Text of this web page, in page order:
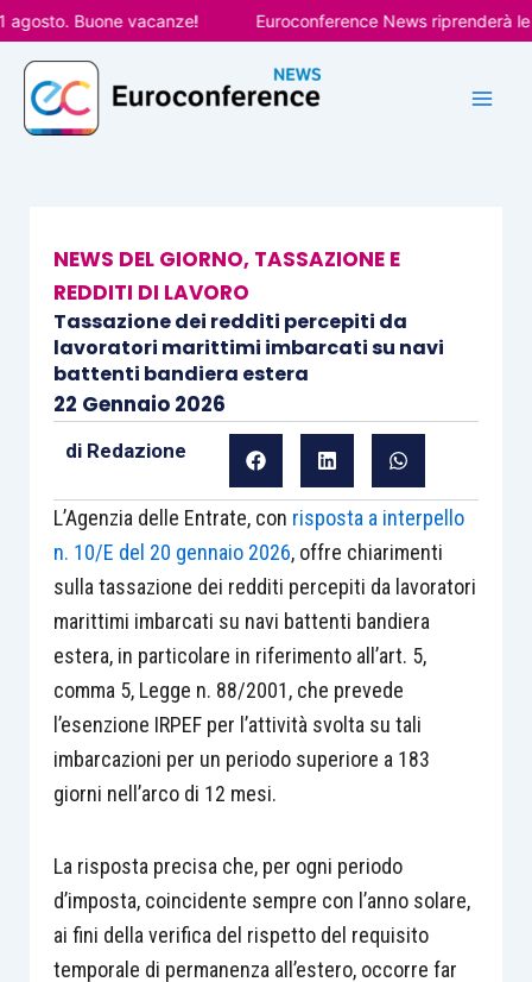
Vai
al
contenuto
Buone vacanze! Euroconference News riprenderà le
NEWS DEL GIORNO, TASSAZIONE E
REDDITI DI LAVORO
Tassazione dei redditi percepiti da
lavoratori marittimi imbarcati su navi
battenti bandiera estera
22 Gennaio 2026
di Redazione
L’Agenzia delle Entrate, con risposta a interpello
n. 10/E del 20 gennaio 2026, offre chiarimenti
sulla tassazione dei redditi percepiti da lavoratori
marittimi imbarcati su navi battenti bandiera
estera, in particolare in riferimento all’art. 5,
comma 5, Legge n. 88/2001, che prevede
l’esenzione IRPEF per l’attività svolta su tali
imbarcazioni per un periodo superiore a 183
giorni nell’arco di 12 mesi.
La risposta precisa che, per ogni periodo
d’imposta, coincidente sempre con l’anno solare,
ai fini della verifica del rispetto del requisito
temporale di permanenza all’estero, occorre far